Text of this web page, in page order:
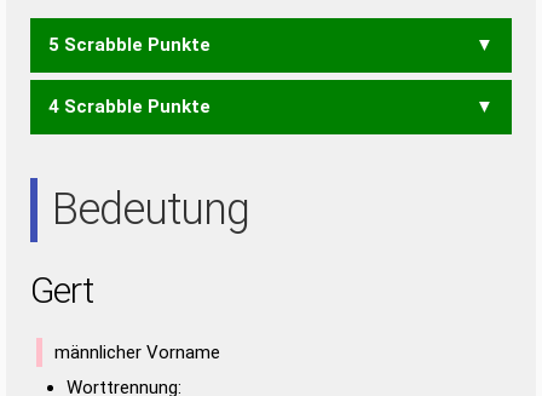
Universalwörterbuch
5 Scrabble Punkte
REGT
4 Scrabble Punkte
Bedeutung
Gert
männlicher Vorname
Worttrennung: